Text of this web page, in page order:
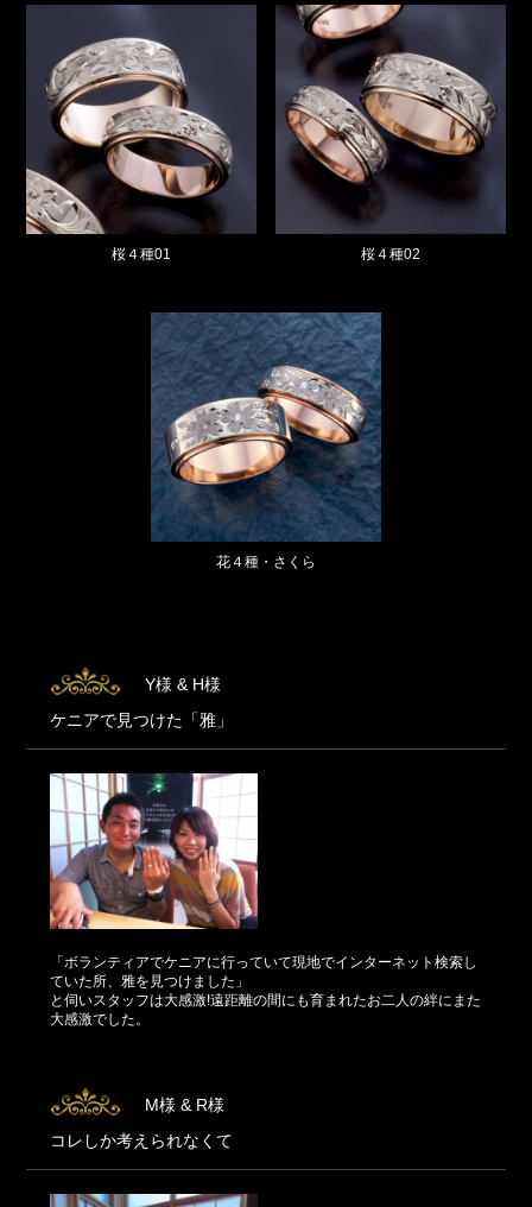
桜４種01 桜４種02
花４種・さくら
Y様 & H様
ケニアで見つけた「雅」
「ボランティアでケニアに行っていて現地でインターネット検索し
ていた所、雅を見つけました」
と伺いスタッフは大感激!遠距離の間にも育まれたお二人の絆にまた
大感激でした。
M様 & R様
コレしか考えられなくて